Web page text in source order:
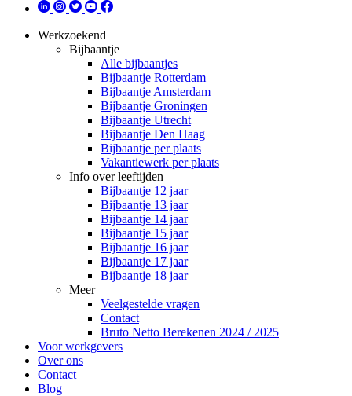
Werkzoekend
Bijbaantje
Alle bijbaantjes
Bijbaantje Rotterdam
Bijbaantje Amsterdam
Bijbaantje Groningen
Bijbaantje Utrecht
Bijbaantje Den Haag
Bijbaantje per plaats
Vakantiewerk per plaats
Info over leeftijden
Bijbaantje 12 jaar
Bijbaantje 13 jaar
Bijbaantje 14 jaar
Bijbaantje 15 jaar
Bijbaantje 16 jaar
Bijbaantje 17 jaar
Bijbaantje 18 jaar
Meer
Veelgestelde vragen
Contact
Bruto Netto Berekenen 2024 / 2025
Voor werkgevers
Over ons
Contact
Blog